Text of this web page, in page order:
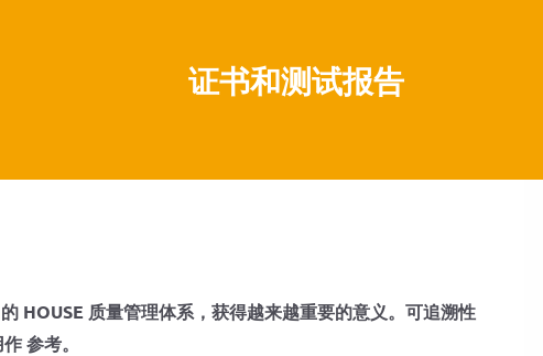
证书和测试报告
HOUSE 质量管理体系，获得越来越重要的意义。可追溯性
参考。